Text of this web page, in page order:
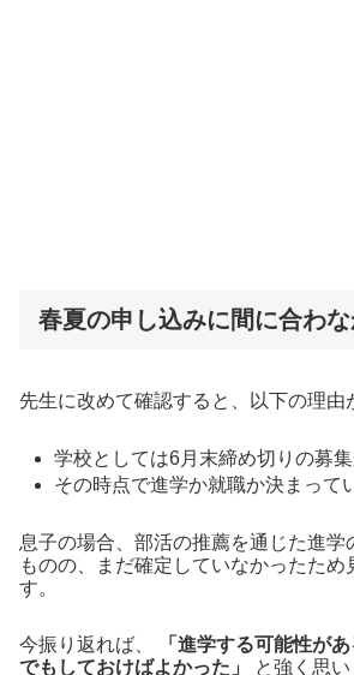
春夏の申し込みに間に合わ
先生に改めて確認すると、以下の理由
学校としては6月末締め切りの募
その時点で進学か就職か決まって
息子の場合、部活の推薦を通じた進学
ものの、まだ確定していなかったため
す。
今振り返れば、
「進学する可能性が
でもしておけばよかった」
と強く思い